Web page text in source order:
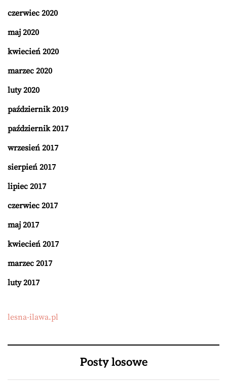
czerwiec 2020
maj 2020
kwiecień 2020
marzec 2020
luty 2020
październik 2019
październik 2017
wrzesień 2017
sierpień 2017
lipiec 2017
czerwiec 2017
maj 2017
kwiecień 2017
marzec 2017
luty 2017
lesna-ilawa.pl
Posty losowe